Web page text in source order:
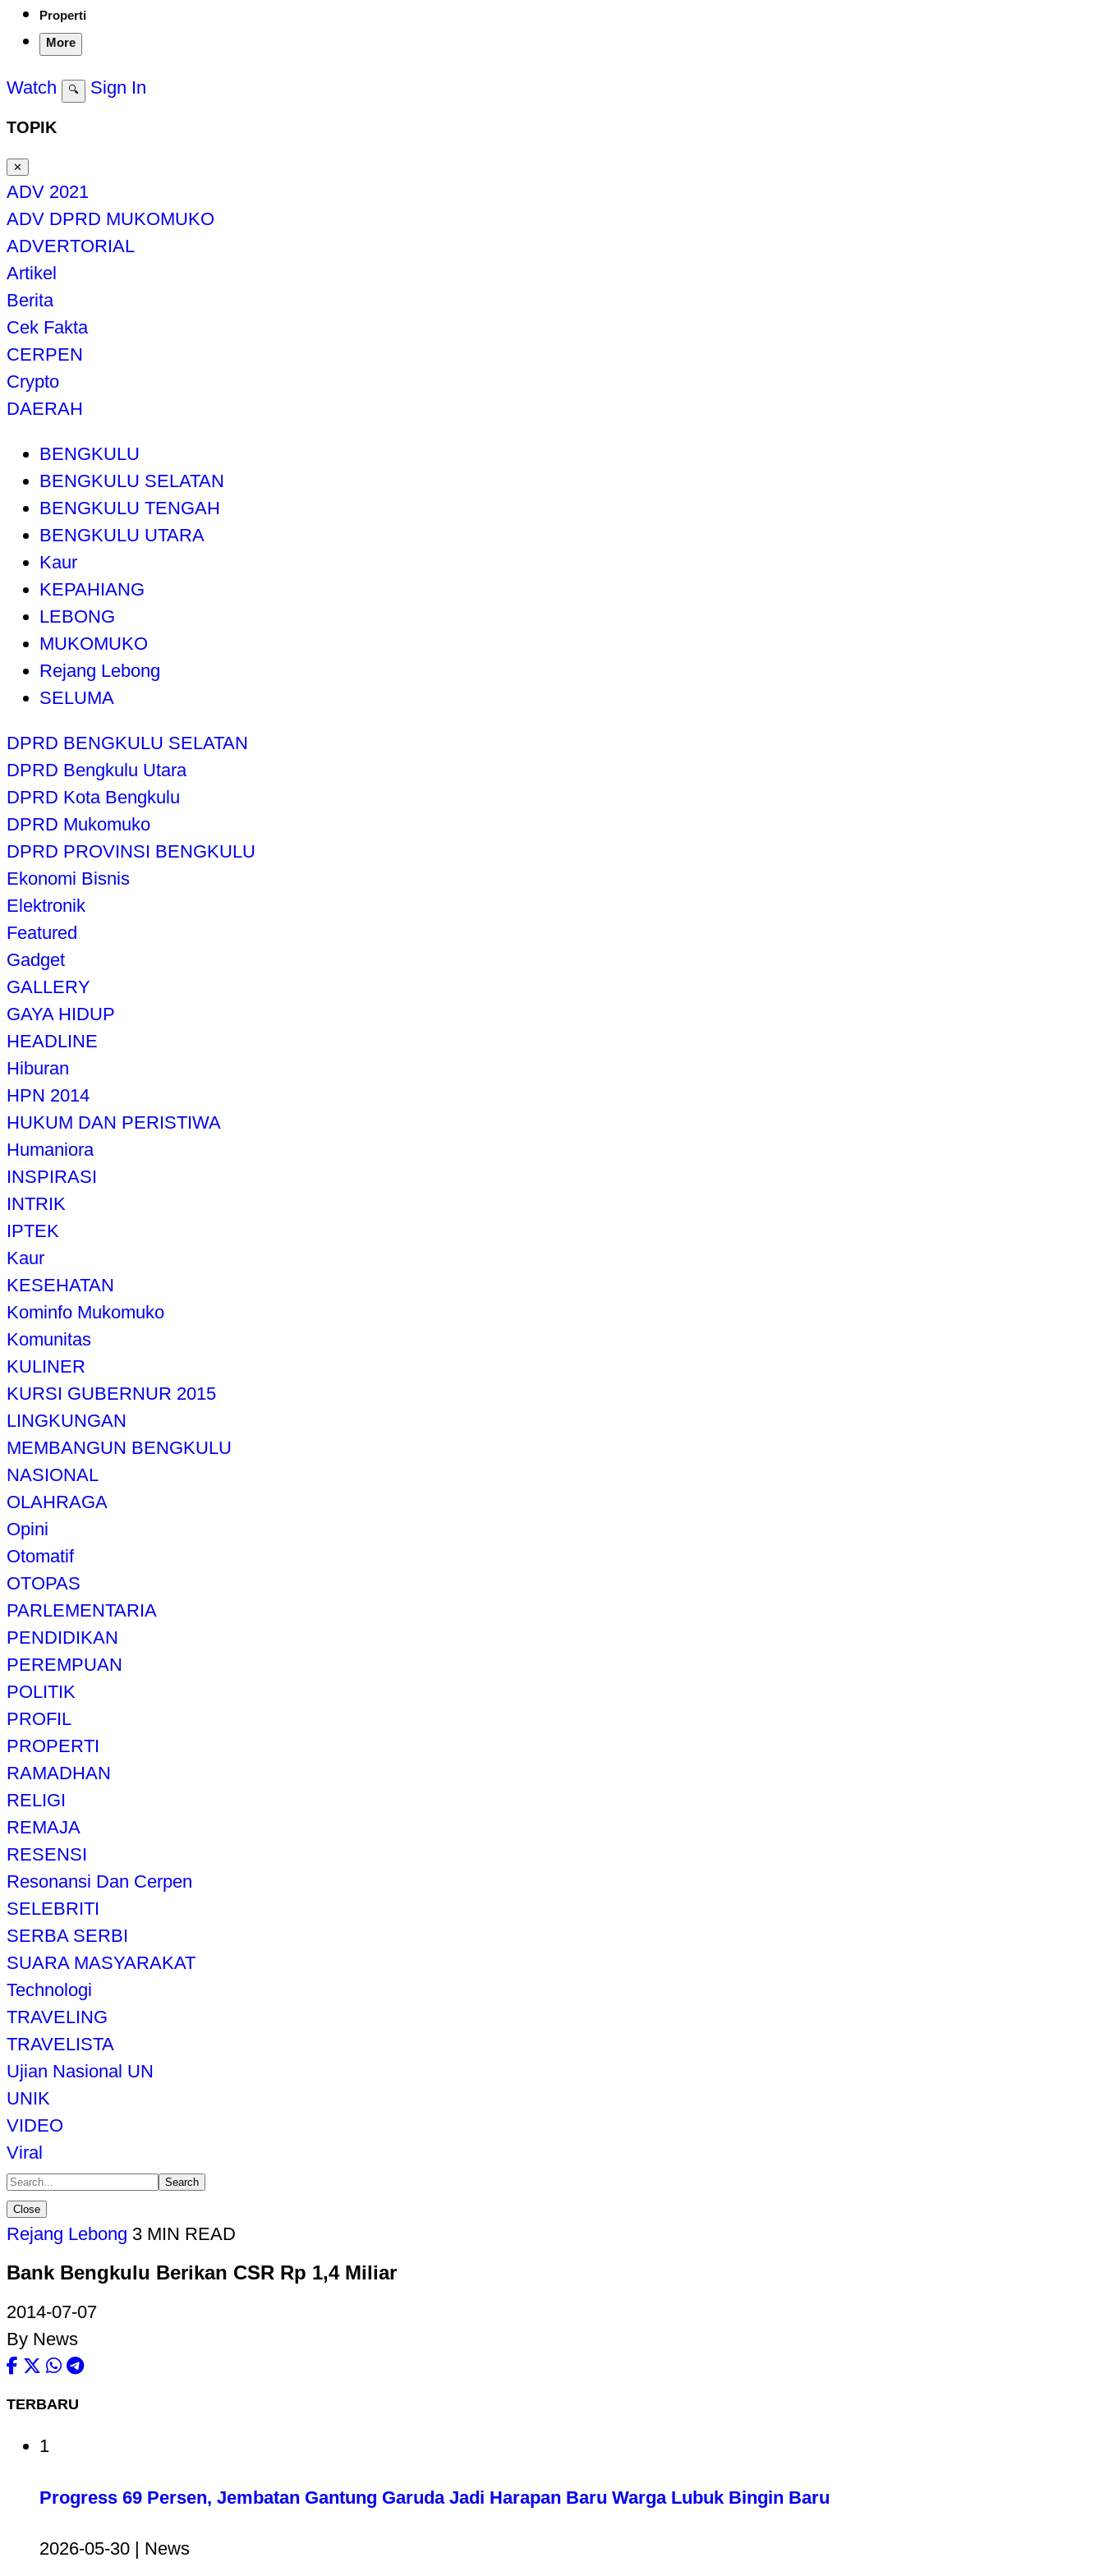
Properti
More
Watch 🔍 Sign In
TOPIK
✕
ADV 2021
ADV DPRD MUKOMUKO
ADVERTORIAL
Artikel
Berita
Cek Fakta
CERPEN
Crypto
DAERAH
BENGKULU
BENGKULU SELATAN
BENGKULU TENGAH
BENGKULU UTARA
Kaur
KEPAHIANG
LEBONG
MUKOMUKO
Rejang Lebong
SELUMA
DPRD BENGKULU SELATAN
DPRD Bengkulu Utara
DPRD Kota Bengkulu
DPRD Mukomuko
DPRD PROVINSI BENGKULU
Ekonomi Bisnis
Elektronik
Featured
Gadget
GALLERY
GAYA HIDUP
HEADLINE
Hiburan
HPN 2014
HUKUM DAN PERISTIWA
Humaniora
INSPIRASI
INTRIK
IPTEK
Kaur
KESEHATAN
Kominfo Mukomuko
Komunitas
KULINER
KURSI GUBERNUR 2015
LINGKUNGAN
MEMBANGUN BENGKULU
NASIONAL
OLAHRAGA
Opini
Otomatif
OTOPAS
PARLEMENTARIA
PENDIDIKAN
PEREMPUAN
POLITIK
PROFIL
PROPERTI
RAMADHAN
RELIGI
REMAJA
RESENSI
Resonansi Dan Cerpen
SELEBRITI
SERBA SERBI
SUARA MASYARAKAT
Technologi
TRAVELING
TRAVELISTA
Ujian Nasional UN
UNIK
VIDEO
Viral
Search
Close
Rejang Lebong 3 MIN READ
Bank Bengkulu Berikan CSR Rp 1,4 Miliar
2014-07-07
By News
TERBARU
1
Progress 69 Persen, Jembatan Gantung Garuda Jadi Harapan Baru Warga Lubuk Bingin Baru
2026-05-30 | News